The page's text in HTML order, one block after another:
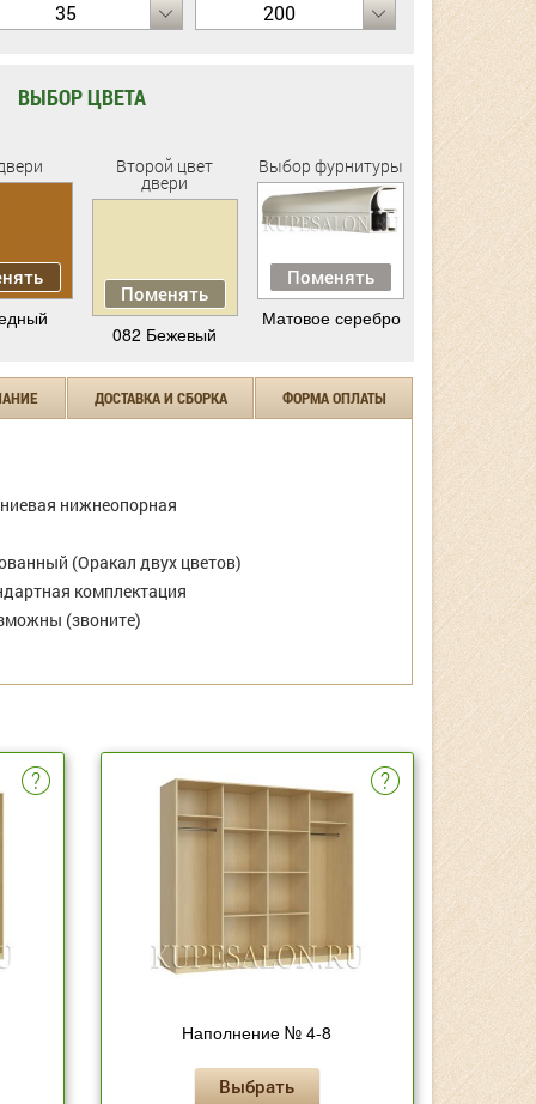
35 200
ВЫБОР ЦВЕТА
Второй цвет
двери
Поменять
082 Бежевый
Выбор фурнитуры
Поменять
Матовое серебро
ДОСТАВКА И СБОРКА ФОРМА ОПЛАТЫ
нижнеопорная
(Оракал двух цветов)
комплектация
(звоните)
Наполнение № 4-8
Выбрать